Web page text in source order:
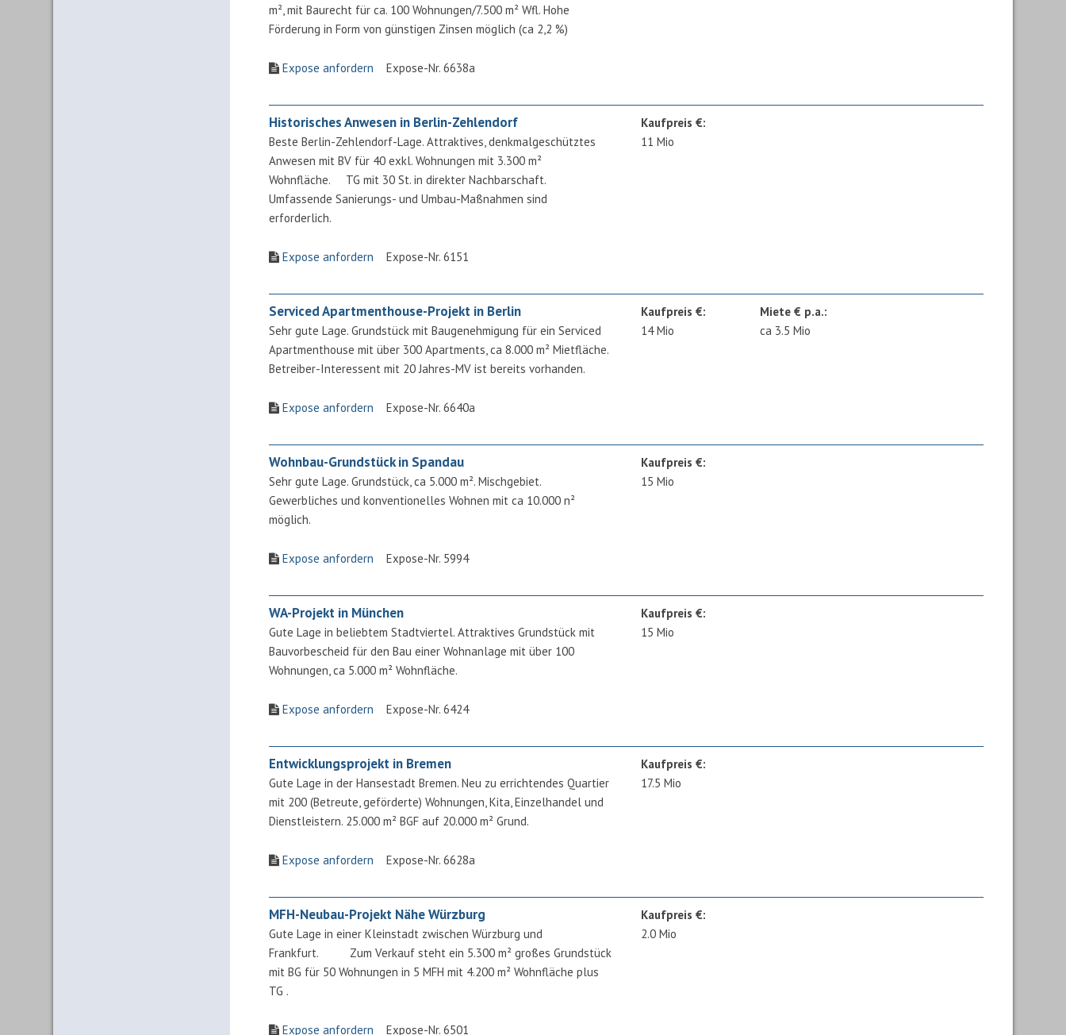
m², mit Baurecht für ca. 100 Wohnungen/7.500 m² Wfl. Hohe
Förderung in Form von günstigen Zinsen möglich (ca 2,2 %)
Expose anfordern Expose-Nr. 6638a
Historisches Anwesen in Berlin-Zehlendorf
Beste Berlin-Zehlendorf-Lage. Attraktives, denkmalgeschütztes
Anwesen mit BV für 40 exkl. Wohnungen mit 3.300 m²
Wohnfläche. TG mit 30 St. in direkter Nachbarschaft.
Umfassende Sanierungs- und Umbau-Maßnahmen sind
erforderlich.
Expose anfordern Expose-Nr. 6151
Kaufpreis €:
11 Mio
Serviced Apartmenthouse-Projekt in Berlin
Sehr gute Lage. Grundstück mit Baugenehmigung für ein Serviced
Apartmenthouse mit über 300 Apartments, ca 8.000 m² Mietfläche.
Betreiber-Interessent mit 20 Jahres-MV ist bereits vorhanden.
Expose anfordern Expose-Nr. 6640a
Kaufpreis €:
14 Mio
Miete € p.a.:
ca 3.5 Mio
Wohnbau-Grundstück in Spandau
Sehr gute Lage. Grundstück, ca 5.000 m². Mischgebiet.
Gewerbliches und konventionelles Wohnen mit ca 10.000 n²
möglich.
Expose anfordern Expose-Nr. 5994
Kaufpreis €:
15 Mio
WA-Projekt in München
Gute Lage in beliebtem Stadtviertel. Attraktives Grundstück mit
Bauvorbescheid für den Bau einer Wohnanlage mit über 100
Wohnungen, ca 5.000 m² Wohnfläche.
Expose anfordern Expose-Nr. 6424
Kaufpreis €:
15 Mio
Entwicklungsprojekt in Bremen
Gute Lage in der Hansestadt Bremen. Neu zu errichtendes Quartier
mit 200 (Betreute, geförderte) Wohnungen, Kita, Einzelhandel und
Dienstleistern. 25.000 m² BGF auf 20.000 m² Grund.
Expose anfordern Expose-Nr. 6628a
Kaufpreis €:
17.5 Mio
MFH-Neubau-Projekt Nähe Würzburg
Gute Lage in einer Kleinstadt zwischen Würzburg und
Frankfurt. Zum Verkauf steht ein 5.300 m² großes Grundstück
mit BG für 50 Wohnungen in 5 MFH mit 4.200 m² Wohnfläche plus
TG .
Expose anfordern Expose-Nr. 6501
Kaufpreis €:
2.0 Mio